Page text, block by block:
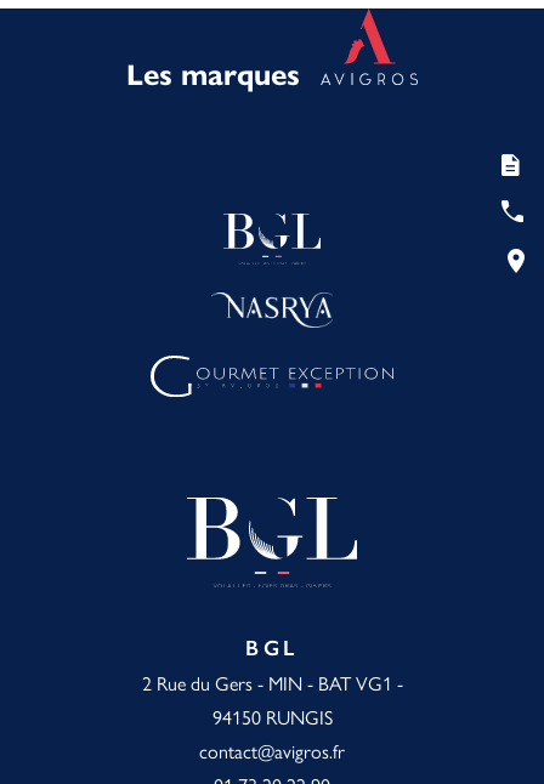
location_on
Les marques
BGL
2 Rue du Gers - MIN - BAT VG1 -
94150 RUNGIS
contact@avigros.fr